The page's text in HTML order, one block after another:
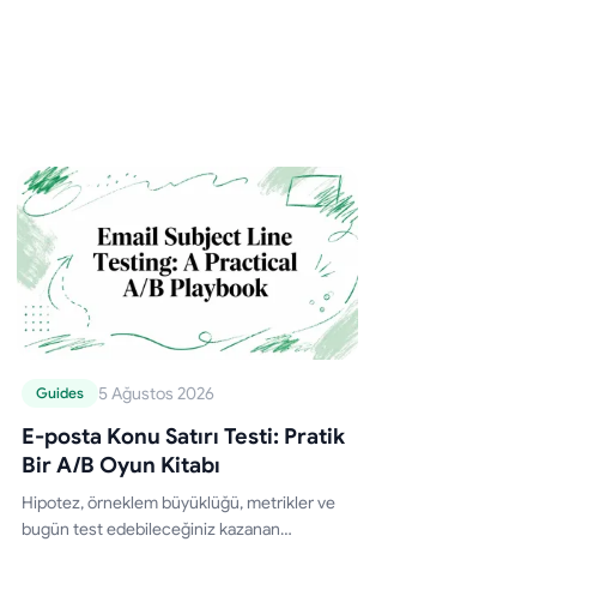
Guides 5 Ağustos 2026
E-posta Konu Satırı Testi: Pratik
Bir A/B Oyun Kitabı
Hipotez, örneklem büyüklüğü, metrikler ve
bugün test edebileceğiniz kazanan